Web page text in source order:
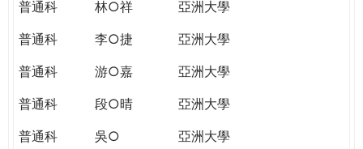
普通科
林○祥
亞洲大學
普通科
李○捷
亞洲大學
普通科
游○嘉
亞洲大學
普通科
段○晴
亞洲大學
普通科
吳○ 亞洲大學